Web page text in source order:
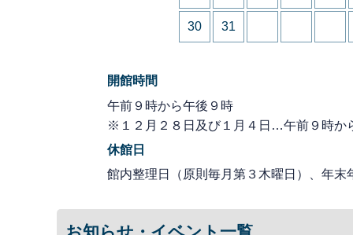
30 31
開館時間
午前９時から午後９時
※１２月２８日及び１月４日…午前９時か
休館日
館内整理日（原則毎月第３木曜日）、年末